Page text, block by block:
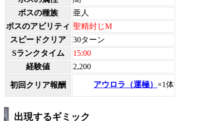
ボスの種族
亜人
ボスのアビリティ 聖精封じM
スピードクリア
30ターン
Sランクタイム
15:00
経験値
2,200
初回クリア報酬 アウロラ（運極） ×1体
出現するギミック